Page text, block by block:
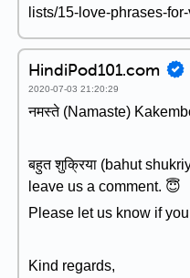
lists/15-love-phrases-
HindiPod101.com
2020-07-03 21:20:29
नमस्ते (Namaste)
बहुत शुक्रिया (bahut
leave us a comment. 😇
Please let us know if
Kind regards,